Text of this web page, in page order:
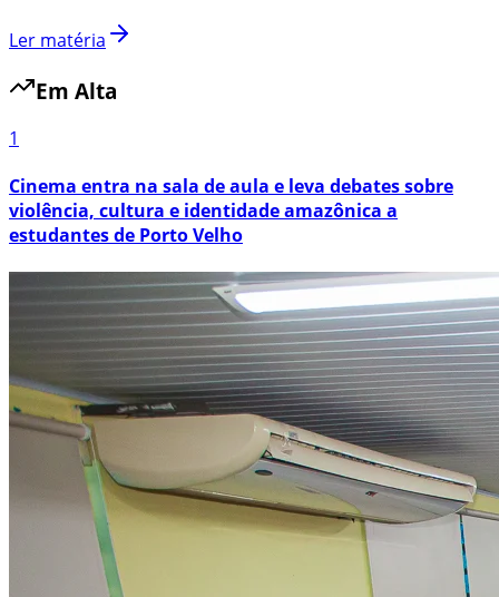
Ler matéria
Em Alta
1
Cinema entra na sala de aula e leva debates sobre
violência, cultura e identidade amazônica a
estudantes de Porto Velho